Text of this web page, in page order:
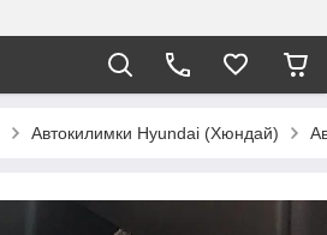
Автокилимки Hyundai (Хюндай)